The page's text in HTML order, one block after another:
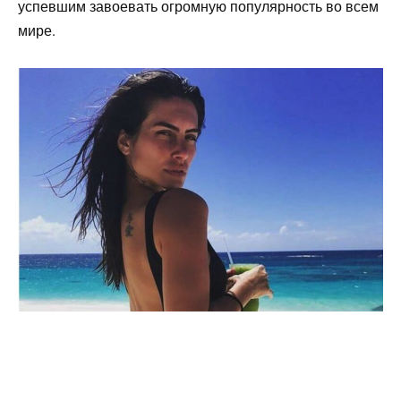
успевшим завоевать огромную популярность во всем
мире.